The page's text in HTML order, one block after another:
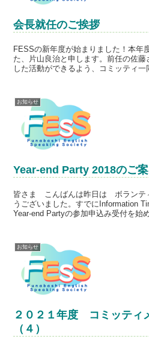
会長就任のご挨拶
FESSの新年度が始まりました！本年
た、片山良治と申します。前任の佐
した活動ができるよう、コミッティ
お知らせ
Year-end Party 2018のご
皆さま こんばんは昨日は ボランテ
うございました。すでにInformation
Year-end Partyの参加申込み受付を始
お知らせ
２０２１年度 コミッティ
（４）